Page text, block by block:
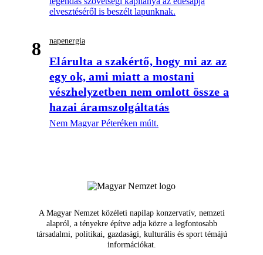
elvesztéséről is beszélt lapunknak.
8 napenergia
Elárulta a szakértő, hogy mi az az
egy ok, ami miatt a mostani
vészhelyzetben nem omlott össze a
hazai áramszolgáltatás
Nem Magyar Péteréken múlt.
A Magyar Nemzet közéleti napilap konzervatív, nemzeti
alapról, a tényekre építve adja közre a legfontosabb
társadalmi, politikai, gazdasági, kulturális és sport témájú
információkat.